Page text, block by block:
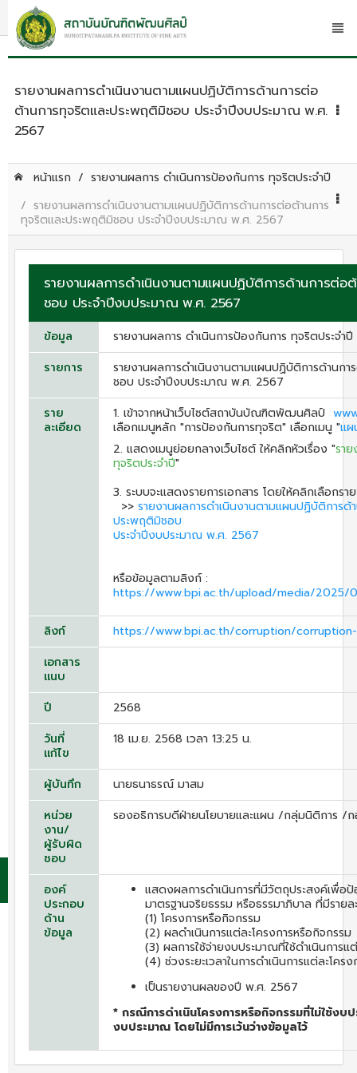
รายงานผลการดำเนินงานตามแผนปฏิบัติการด้านการต่อ
ต้านการทุจริตและประพฤติมิชอบ ประจำปีงบประมาณ พ.ศ.
2567
หน้าแรก
รายงานผลการ ดําเนินการป้องกันการ ทุจริตประจําปี
รายงานผลการดำเนินงานตามแผนปฏิบัติการด้านการต่อต้านการ
ทุจริตและประพฤติมิชอบ ประจำปีงบประมาณ พ.ศ. 2567
รายงานผลการดำเนินงานตามแผนปฏิบัติการด้านการต่อ
ชอบ ประจำปีงบประมาณ พ.ศ. 2567
ข้อมูล
รายงานผลการ ดําเนินการป้องกันการ ทุจริตประจําปี
รายการ
รายงานผลการดำเนินงานตามแผนปฏิบัติการด้านก
ชอบ ประจำปีงบประมาณ พ.ศ. 2567
ราย
ละเอียด
1. เข้าจากหน้าเว็บไซต์สถาบันบัณฑิตพัฒนศิลป์
เลือกเมนูหลัก "การป้องกันการทุจริต" เลือกเมนู "แผ
2. แสดงเมนูย่อยกลางเว็บไซต์ ให้คลิกหัวเรื่อง "ราย
ทุจริตประจำปี"
3. ระบบจะแสดงรายการเอกสาร โดยให้คลิกเลือกรา
>> รายงานผลการดำเนินงานตามแผนปฏิบัติการด้
ประพฤติมิชอบ
ประจำปีงบประมาณ พ.ศ. 2567
หรือข้อมูลตามลิงก์ :
https://www.bpi.ac.th/upload/media/2025/
ลิงก์
https://www.bpi.ac.th/corruption/
เอกสาร
แนบ
ปี
2568
วันที่
แก้ไข
18 เม.ย. 2568 เวลา 13:25 น.
ผู้บันทึก
นายธนาธรณ์ มาสม
หน่วย
งาน/
ผู้รับผิด
ชอบ
รองอธิการบดีฝ่ายนโยบายและแผน /กลุ่มนิติการ /ก
องค์
ประกอบ
ด้าน
ข้อมูล
แสดงผลการดำเนินการที่มีวัตถุประสงค์เพื่อ
มาตรฐานจริยธรรม หรือธรรมาภิบาล ที่มีราย
(1) โครงการหรือกิจกรรม
(2) ผลดำเนินการแต่ละโครงการหรือกิจกรรม
(3) ผลการใช้จ่ายงบประมาณที่ใช้ดำเนินการแ
(4) ช่วงระยะเวลาในการดำเนินการแต่ละโคร
เป็นรายงานผลของปี พ.ศ. 2567
* กรณีการดำเนินโครงการหรือกิจกรรมที่ไม่ใช้งบ
งบประมาณ โดยไม่มีการเว้นว่างข้อมูลไว้